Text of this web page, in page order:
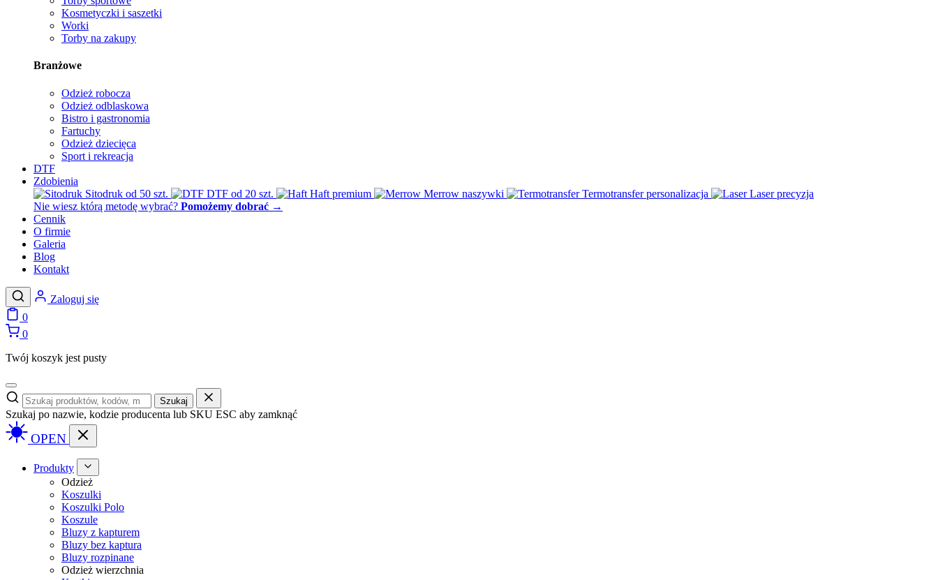
Kosmetyczki i saszetki
Worki
Torby na zakupy
Branżowe
Odzież robocza
Odzież odblaskowa
Bistro i gastronomia
Fartuchy
Odzież dziecięca
Sport i rekreacja
DTF
Zdobienia
Sitodruk od 50 szt. DTF od 20 szt. Haft premium Merrow naszywki Termotransfer personalizacja Laser precyzja
Nie wiesz którą metodę wybrać? Pomożemy dobrać →
Cennik
O firmie
Galeria
Blog
Kontakt
Zaloguj się
0
0
Twój koszyk jest pusty
Szukaj
Szukaj po nazwie, kodzie producenta lub SKU ESC aby zamknąć
OPEN
Produkty
Odzież
Koszulki
Koszulki Polo
Koszule
Bluzy z kapturem
Bluzy bez kaptura
Bluzy rozpinane
Odzież wierzchnia